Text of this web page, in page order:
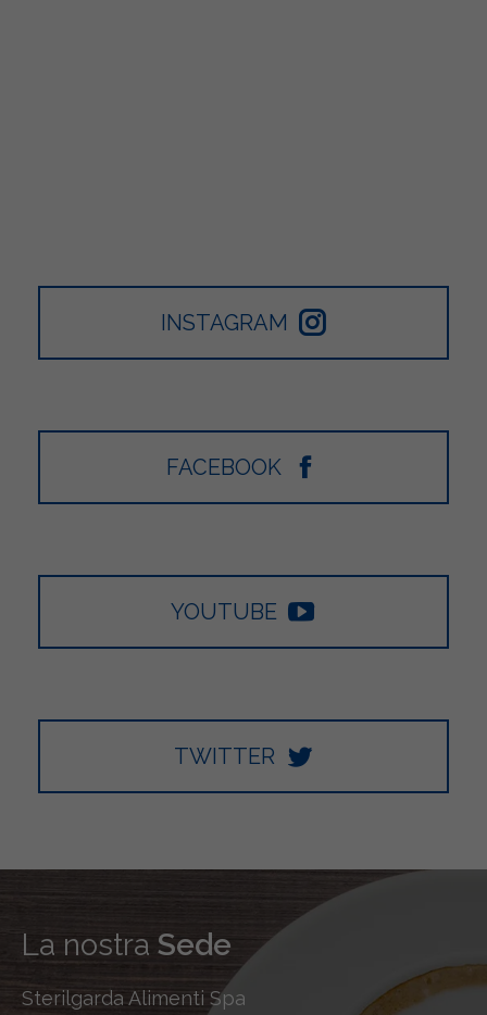
INSTAGRAM
FACEBOOK
YOUTUBE
TWITTER
La nostra Sede
Sterilgarda Alimenti Spa